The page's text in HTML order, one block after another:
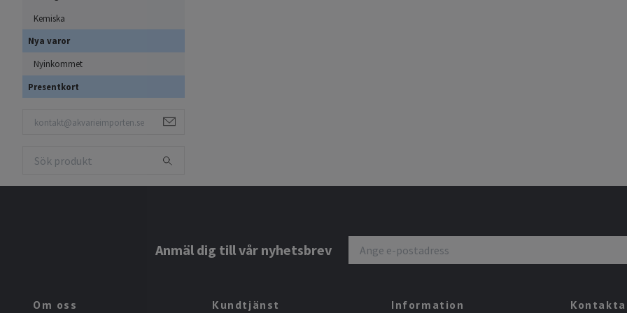
Kemiska
Nya varor
Nyinkommet
Presentkort
Anmäl dig till vår nyhetsbrev
Om oss Kundtjänst Information